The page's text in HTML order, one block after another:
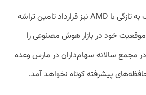
از سوی دیگر، سامسونگ به تازگی با AMD نیز قرارداد تامین تراشه
خود در بازار هوش مصنوعی را
مجمع سالانه سهام‌داران در مارس وعده
پیشرفته کوتاه نخواهد آمد.